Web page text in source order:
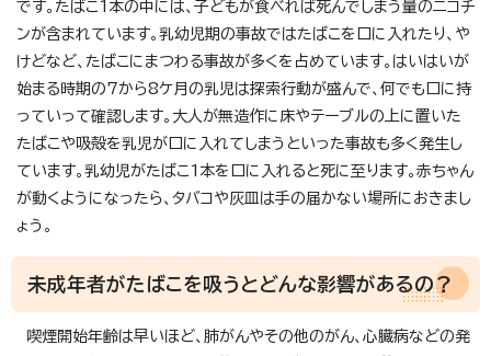
です。たばこ1本の中には、子どもが食べれば死んでしまう量のニコチ
ンが含まれています。乳幼児期の事故ではたばこを口に入れたり、や
けどなど、たばこにまつわる事故が多くを占めています。はいはいが
始まる時期の7から8ケ月の乳児は探索行動が盛んで、何でも口に持
っていって確認します。大人が無造作に床やテーブルの上に置いた
たばこや吸殻を乳児が口に入れてしまうといった事故も多く発生し
ています。乳幼児がたばこ1本を口に入れると死に至ります。赤ちゃん
が動くようになったら、タバコや灰皿は手の届かない場所におきまし
ょう。
未成年者がたばこを吸うとどんな影響があるの？
喫煙開始年齢は早いほど、肺がんやその他のがん、心臓病などの発